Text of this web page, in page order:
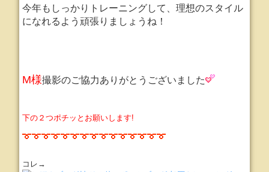
今年もしっかりトレーニングして、理想のスタイル
になれるよう頑張りましょうね！
M様撮影のご協力ありがとうございました
下の２つポチッとお願いします!
コレ→